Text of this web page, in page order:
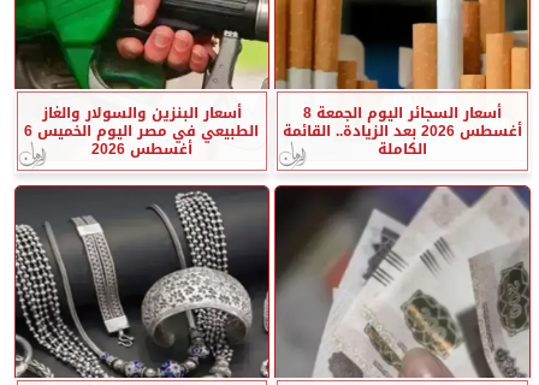
أسعار السجائر اليوم الجمعة 8
أغسطس 2026 بعد الزيادة.. القائمة
الكاملة
أسعار البنزين والسولار والغاز
الطبيعي في مصر اليوم الخميس 6
أغسطس 2026